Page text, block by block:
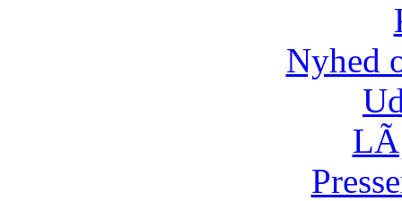
Nyhed